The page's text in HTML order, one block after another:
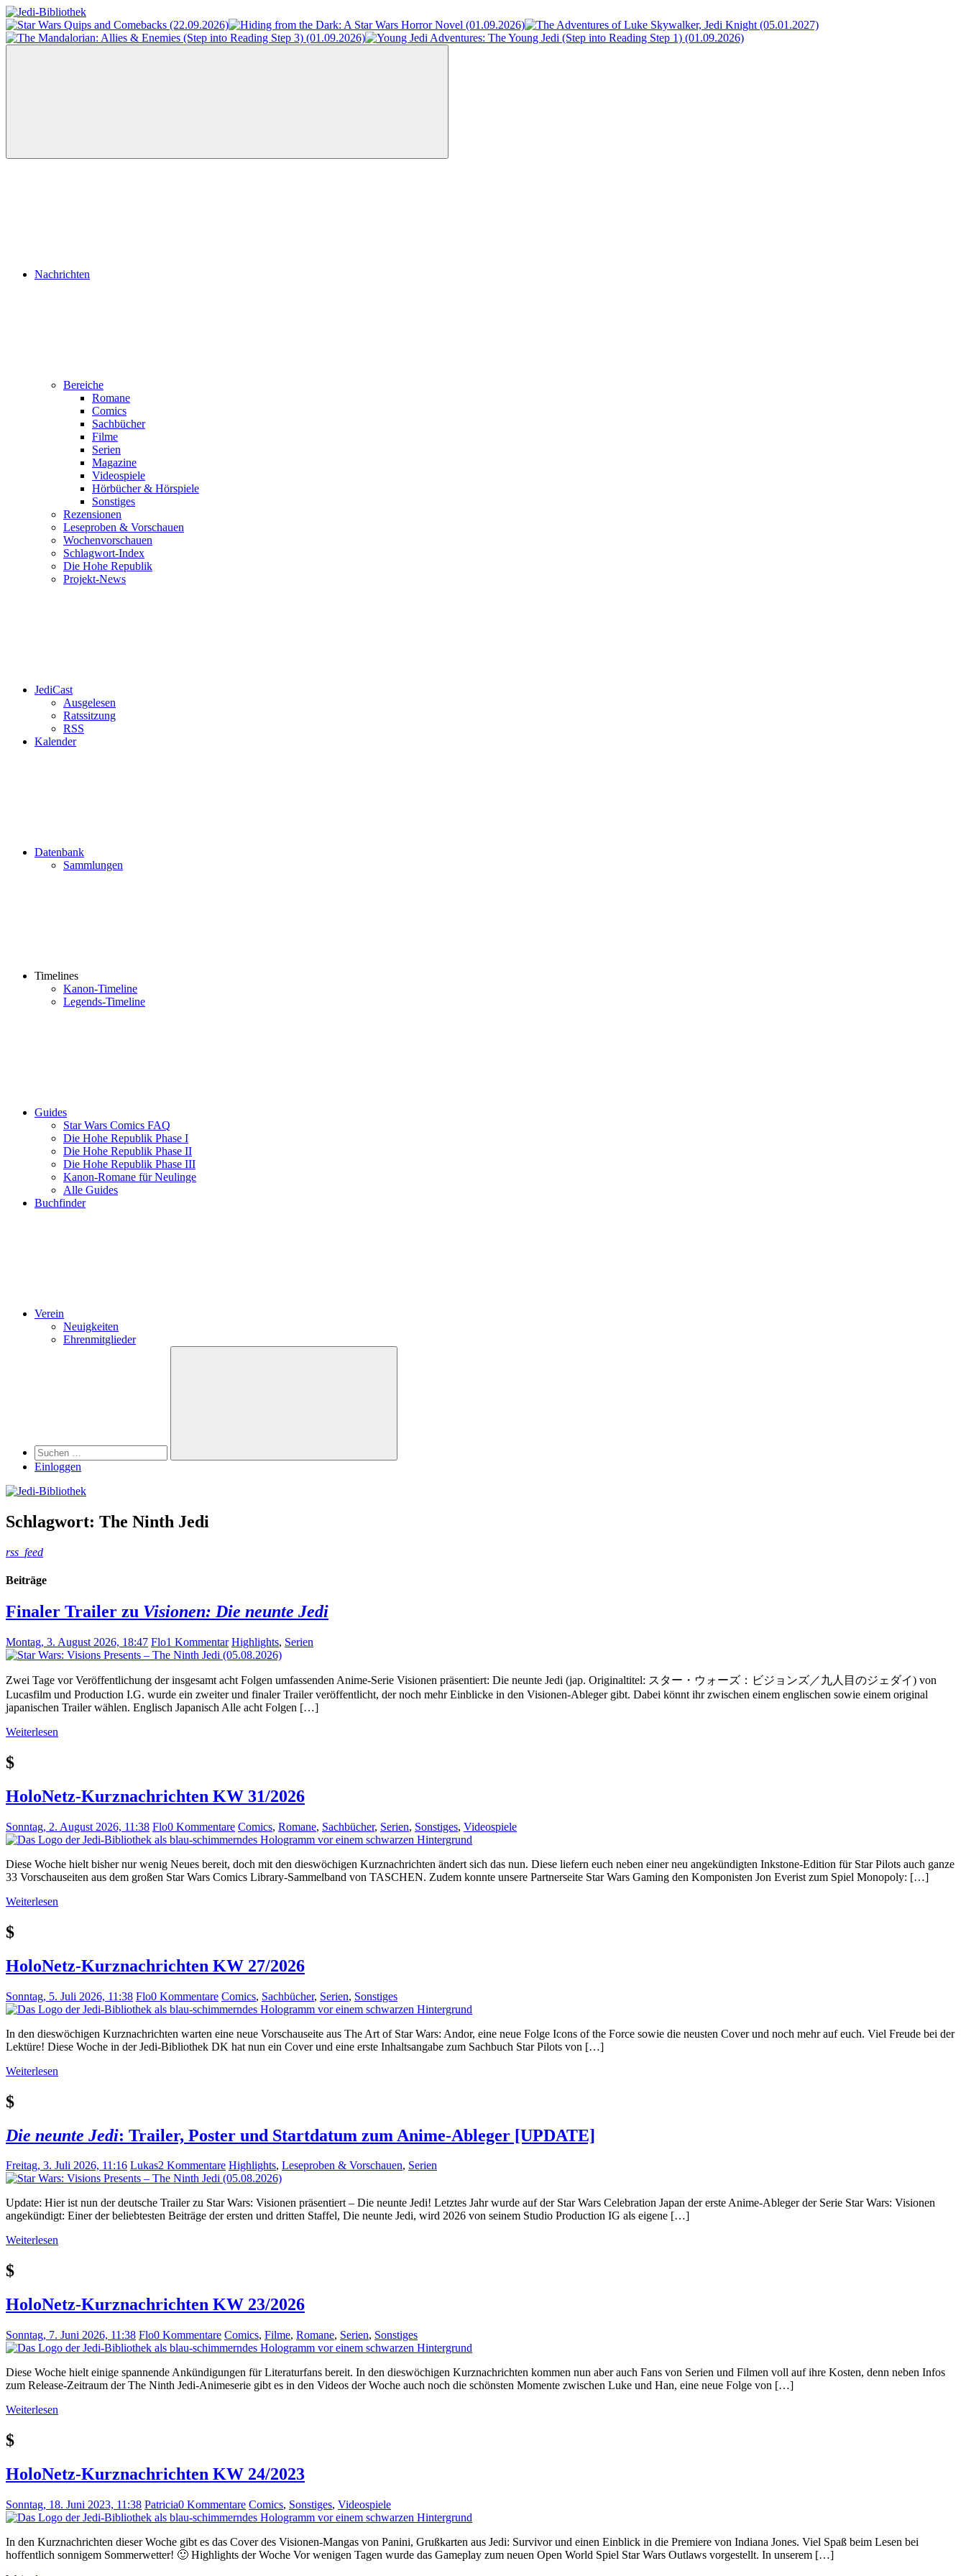
Zum
Inhalt
springen
Jedi-
Bibliothek
Das
Portal
Menü
Nachrichten
Bereiche
Romane
Comics
Sachbücher
Filme
Serien
Magazine
Videospiele
Hörbücher & Hörspiele
Sonstiges
Rezensionen
Leseproben & Vorschauen
Wochenvorschauen
Schlagwort-Index
Die Hohe Republik
Projekt-News
JediCast
Ausgelesen
Ratssitzung
RSS
Kalender
Datenbank
Sammlungen
Timelines
Kanon-Timeline
Legends-Timeline
Guides
Star Wars Comics FAQ
Die Hohe Republik Phase I
Die Hohe Republik Phase II
Die Hohe Republik Phase III
Kanon-Romane für Neulinge
Alle Guides
Buchfinder
Verein
Neuigkeiten
Ehrenmitglieder
Suchen
Einloggen
Schlagwort: The Ninth Jedi
rss_feed
Beiträge
Finaler Trailer zu Visionen: Die neunte Jedi
Montag, 3. August 2026, 18:47 Flo1 Kommentar Highlights, Serien
Zwei Tage vor Veröffentlichung der insgesamt acht Folgen umfassenden Anime-Serie Visionen präsentiert: Die neunte Jedi (jap. Originaltitel: スター・ウォーズ：ビジョンズ／九人目のジェダイ) von
Lucasfilm und Production I.G. wurde ein zweiter und finaler Trailer veröffentlicht, der noch mehr Einblicke in den Visionen-Ableger gibt. Dabei könnt ihr zwischen einem englischen sowie einem original
japanischen Trailer wählen. Englisch Japanisch Alle acht Folgen […]
Weiterlesen
$
HoloNetz-Kurznachrichten KW 31/2026
Sonntag, 2. August 2026, 11:38 Flo0 Kommentare Comics, Romane, Sachbücher, Serien, Sonstiges, Videospiele
Diese Woche hielt bisher nur wenig Neues bereit, doch mit den dieswöchigen Kurznachrichten ändert sich das nun. Diese liefern euch neben einer neu angekündigten Inkstone-Edition für Star Pilots auch ganze
33 Vorschauseiten aus dem großen Star Wars Comics Library-Sammelband von TASCHEN. Zudem konnte unsere Partnerseite Star Wars Gaming den Komponisten Jon Everist zum Spiel Monopoly: […]
Weiterlesen
$
HoloNetz-Kurznachrichten KW 27/2026
Sonntag, 5. Juli 2026, 11:38 Flo0 Kommentare Comics, Sachbücher, Serien, Sonstiges
In den dieswöchigen Kurznachrichten warten eine neue Vorschauseite aus The Art of Star Wars: Andor, eine neue Folge Icons of the Force sowie die neusten Cover und noch mehr auf euch. Viel Freude bei der
Lektüre! Diese Woche in der Jedi-Bibliothek DK hat nun ein Cover und eine erste Inhaltsangabe zum Sachbuch Star Pilots von […]
Weiterlesen
$
Die neunte Jedi: Trailer, Poster und Startdatum zum Anime-Ableger [UPDATE]
Freitag, 3. Juli 2026, 11:16 Lukas2 Kommentare Highlights, Leseproben & Vorschauen, Serien
Update: Hier ist nun der deutsche Trailer zu Star Wars: Visionen präsentiert – Die neunte Jedi! Letztes Jahr wurde auf der Star Wars Celebration Japan der erste Anime-Ableger der Serie Star Wars: Visionen
angekündigt: Einer der beliebtesten Beiträge der ersten und dritten Staffel, Die neunte Jedi, wird 2026 von seinem Studio Production IG als eigene […]
Weiterlesen
$
HoloNetz-Kurznachrichten KW 23/2026
Sonntag, 7. Juni 2026, 11:38 Flo0 Kommentare Comics, Filme, Romane, Serien, Sonstiges
Diese Woche hielt einige spannende Ankündigungen für Literaturfans bereit. In den dieswöchigen Kurznachrichten kommen nun aber auch Fans von Serien und Filmen voll auf ihre Kosten, denn neben Infos
zum Release-Zeitraum der The Ninth Jedi-Animeserie gibt es in den Videos der Woche auch noch die schönsten Momente zwischen Luke und Han, eine neue Folge von […]
Weiterlesen
$
HoloNetz-Kurznachrichten KW 24/2023
Sonntag, 18. Juni 2023, 11:38 Patricia0 Kommentare Comics, Sonstiges, Videospiele
In den Kurznachrichten dieser Woche gibt es das Cover des Visionen-Mangas von Panini, Grußkarten aus Jedi: Survivor und einen Einblick in die Premiere von Indiana Jones. Viel Spaß beim Lesen bei
hoffentlich sonnigem Sommerwetter! 🙂 Highlights der Woche Vor wenigen Tagen wurde das Gameplay zum neuen Open World Spiel Star Wars Outlaws vorgestellt. In unserem […]